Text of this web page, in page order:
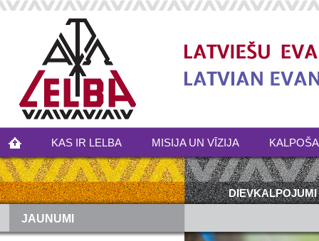
KAS IR LELBA MISIJA UN VĪZIJA
DIEVKALPOJUMI
JAUNUMI